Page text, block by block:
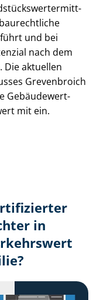
und bei
nach dem
Die aktuellen
Grevenbroich
Ge­bäu­de­wert­
mit ein.
in